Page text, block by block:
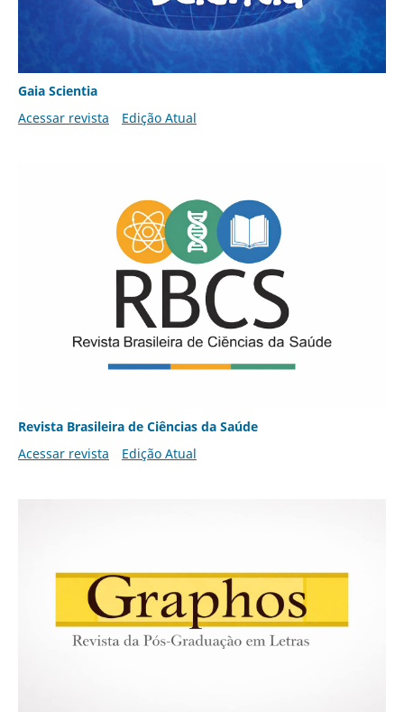
Gaia Scientia
Acessar revista
Edição Atual
Revista Brasileira de Ciências da Saúde
Acessar revista
Edição Atual